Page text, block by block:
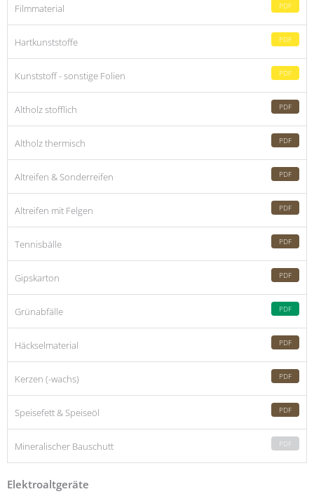
Filmmaterial PDF
Hartkunststoffe PDF
Kunststoff - sonstige Folien PDF
Altholz stofflich PDF
Altholz thermisch PDF
Altreifen & Sonderreifen PDF
Altreifen mit Felgen PDF
Tennisbälle PDF
Gipskarton PDF
Grünabfälle PDF
Häckselmaterial PDF
Kerzen (-wachs) PDF
Speisefett & Speiseöl PDF
Mineralischer Bauschutt PDF
Elektroaltgeräte